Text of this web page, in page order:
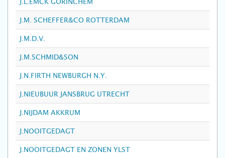
J.M. SCHEFFER&CO ROTTERDAM
J.M.D.V.
J.M.SCHMID&SON
J.N.FIRTH NEWBURGH N.Y.
J.NIEUBUUR JANSBRUG UTRECHT
J.NIJDAM AKKRUM
J.NOOITGEDAGT
J.NOOITGEDAGT EN ZONEN YLST